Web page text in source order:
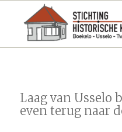
Laag van Usselo
even terug naar